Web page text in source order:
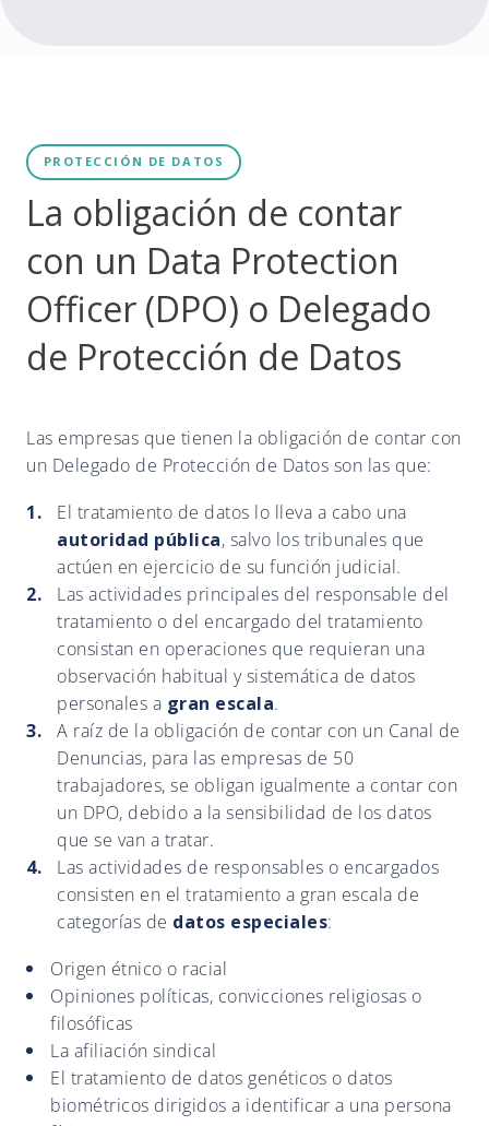
PROTECCIÓN DE DATOS
La obligación de contar
con un Data Protection
Officer (DPO) o Delegado
de Protección de Datos
Las empresas que tienen la obligación de contar con
un Delegado de Protección de Datos son las que:
El tratamiento de datos lo lleva a cabo una
autoridad pública, salvo los tribunales que
actúen en ejercicio de su función judicial.
Las actividades principales del responsable del
tratamiento o del encargado del tratamiento
consistan en operaciones que requieran una
observación habitual y sistemática de datos
personales a gran escala.
A raíz de la obligación de contar con un Canal de
Denuncias, para las empresas de 50
trabajadores, se obligan igualmente a contar con
un DPO, debido a la sensibilidad de los datos
que se van a tratar.
Las actividades de responsables o encargados
consisten en el tratamiento a gran escala de
categorías de datos especiales:
Origen étnico o racial
Opiniones políticas, convicciones religiosas o
filosóficas
La afiliación sindical
El tratamiento de datos genéticos o datos
biométricos dirigidos a identificar a una persona